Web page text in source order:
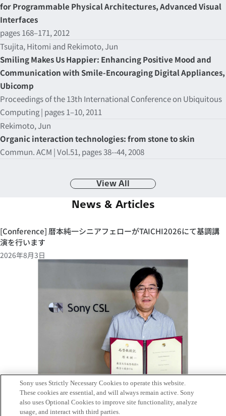
for Programmable Physical Architectures, Advanced Visual
Interfaces
pages 168–171, 2012
Tsujita, Hitomi and Rekimoto, Jun
Smiling Makes Us Happier: Enhancing Positive Mood and
Communication with Smile-Encouraging Digital Appliances,
Ubicomp
Proceedings of the 13th International Conference on Ubiquitous
Computing | pages 1–10, 2011
Rekimoto, Jun
Organic interaction technologies: from stone to skin
Commun. ACM | Vol.51, pages 38--44, 2008
View All
News & Articles
[Conference] 暦本純一シニアフェローがTAICHI2026にて基調講
演を行います
2026年8月3日
[INFO] 暦本純一シニアフェローが東京大学名誉教授に就任しまし
Sony uses Strictly Necessary Cookies to operate this website.
These cookies are essential, and will always remain active. Sony
also uses Optional Cookies to improve site functionality, analyze
usage, and interact with third parties.